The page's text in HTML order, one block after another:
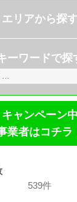
エリアから探
ーワードで探
キャンペーン中
業者はコチラ
539件